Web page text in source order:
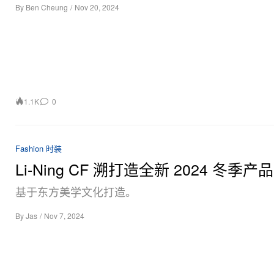
By Ben Cheung / Nov 20, 2024
1.1K 0
Fashion 时装
Li-Ning CF 溯打造全新 2024 冬季产
基于东方美学文化打造。
ByJas / Nov 7, 2024